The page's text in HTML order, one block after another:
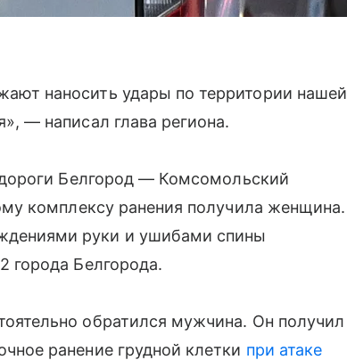
наносить удары по территории нашей
— написал глава региона.
Белгород — Комсомольский
комплексу ранения получила женщина.
руки и ушибами спины
города Белгорода.
обратился мужчина. Он получил
ранение грудной клетки при атаке